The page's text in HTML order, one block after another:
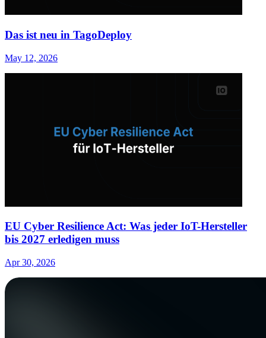
Das ist neu in TagoDeploy
May 12, 2026
EU Cyber Resilience Act: Was jeder IoT-Hersteller
bis 2027 erledigen muss
Apr 30, 2026